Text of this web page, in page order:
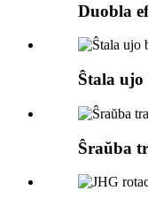
Duobla
Ŝtala ujo
Ŝraŭba